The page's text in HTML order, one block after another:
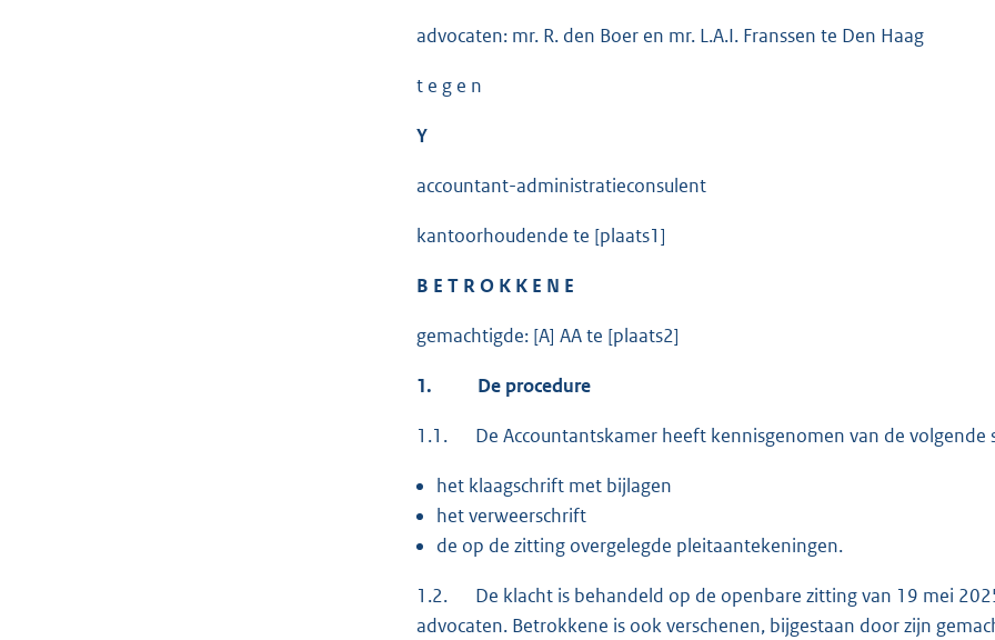
advocaten: mr. R. den Boer en mr. L.A.I. Franssen te Den Haag
t e g e n
Y
accountant-administratieconsulent
kantoorhoudende te [plaats1]
B E T R O K K E N E
gemachtigde: [A] AA te [plaats2]
1. De procedure
1.1. De Accountantskamer heeft kennisgenomen van de volgende
het klaagschrift met bijlagen
het verweerschrift
de op de zitting overgelegde pleitaantekeningen.
1.2. De klacht is behandeld op de openbare zitting van 19 mei
advocaten. Betrokkene is ook verschenen, bijgestaan door zijn